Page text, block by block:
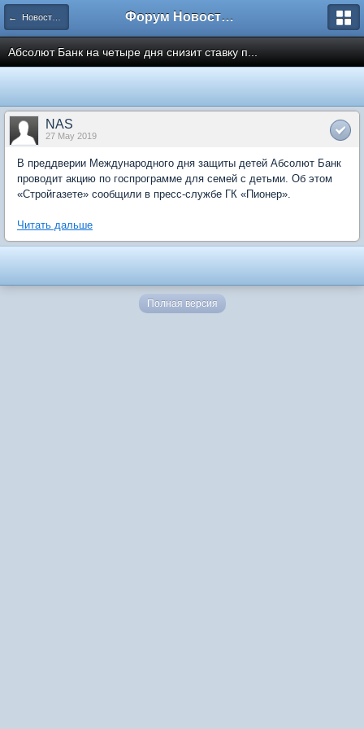
← Новости рынка недвижимости Форум Новостройки
Абсолют Банк на четыре дня снизит ставку п...
NAS
27 May 2019
В преддверии Международного дня защиты детей Абсолют Банк
проводит акцию по госпрограмме для семей с детьми. Об этом
«Стройгазете» сообщили в пресс-службе ГК «Пионер».
Читать дальше
Полная версия